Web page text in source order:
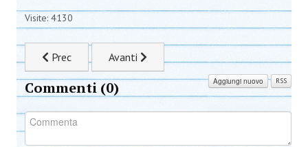
Visite: 4130
Articolo precedente: Addio Loreley
Prec Articolo successivo: Su Gologone, il
Avanti
Commenti (0) Aggiungi nuovo RSS